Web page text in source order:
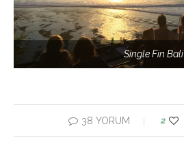
Single Fin Bali
38 YORUM 2